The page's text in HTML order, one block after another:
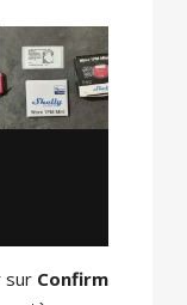
sur Confirm